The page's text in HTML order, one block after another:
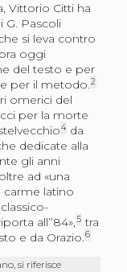
Vittorio Citti ha
Pascoli
si leva contro
oggi
del testo e per
per il metodo.2
omerici del
per la morte
4da
dedicate alla
gli anni
ad «una
carme latino
all’’84»,5 tra
e da Orazio.6
si riferisce